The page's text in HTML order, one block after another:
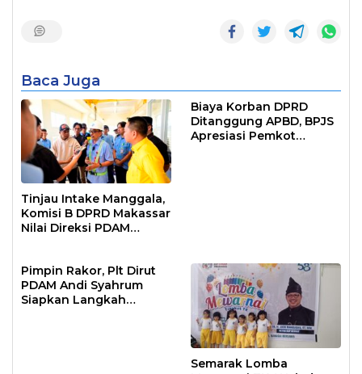
Baca Juga
Tinjau Intake Manggala,
Komisi B DPRD Makassar
Nilai Direksi PDAM
Biaya Korban DPRD
Ditanggung APBD, BPJS
Apresiasi Pemkot
Pimpin Rakor, Plt Dirut
PDAM Andi Syahrum
Siapkan Langkah
Semarak Lomba